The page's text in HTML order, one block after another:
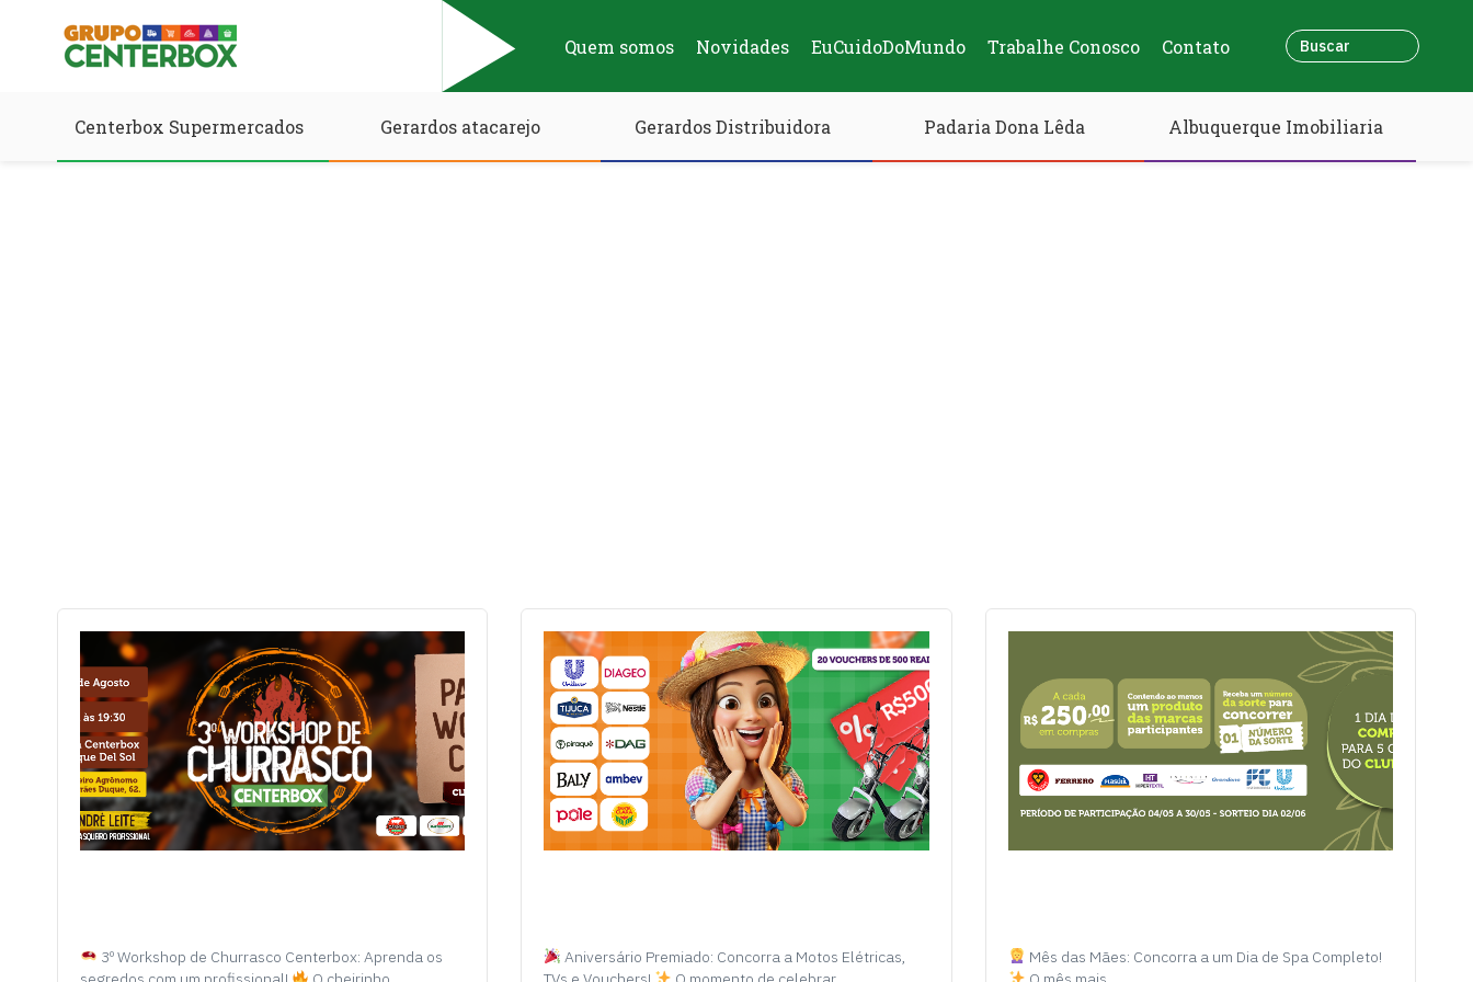
Quem somos Novidades EuCuidoDoMundo Trabalhe Conosco Contato
Centerbox Supermercados Gerardos atacarejo Gerardos Distribuidora Padaria Dona Lêda Albuquerque Imobiliaria
3º Workshop de Churrasco Centerbox: Aprenda os
Aniversário Premiado: Concorra a Motos Elétricas,
Mês das Mães: Concorra a um Dia de Spa Completo!